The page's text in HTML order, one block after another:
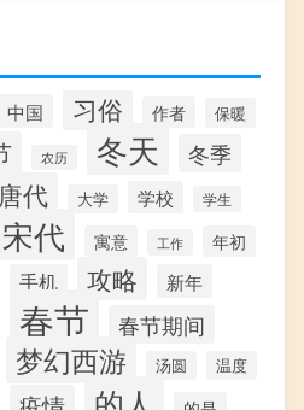
中国 习俗 作者 保暖
农历 冬天 冬季
唐代 大学 学校 学生
宋代 寓意 工作
年初
手机 攻略 新年
春节 春节期间
梦幻西游 汤圆 温度